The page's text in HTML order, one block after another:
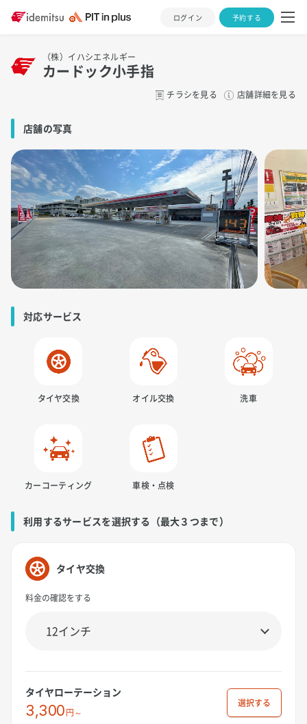
ログイン 予約する
（株）イハシエネルギー
カードック小手指
チラシを見る 店舗詳細を見る
店舗の写真
対応サービス
タイヤ交換 オイル交換 洗車
カーコーティング 車検・点検
利用するサービスを選択する（最大３つまで）
タイヤ交換
料金の確認をする
タイヤローテーション
3,300円～
選択